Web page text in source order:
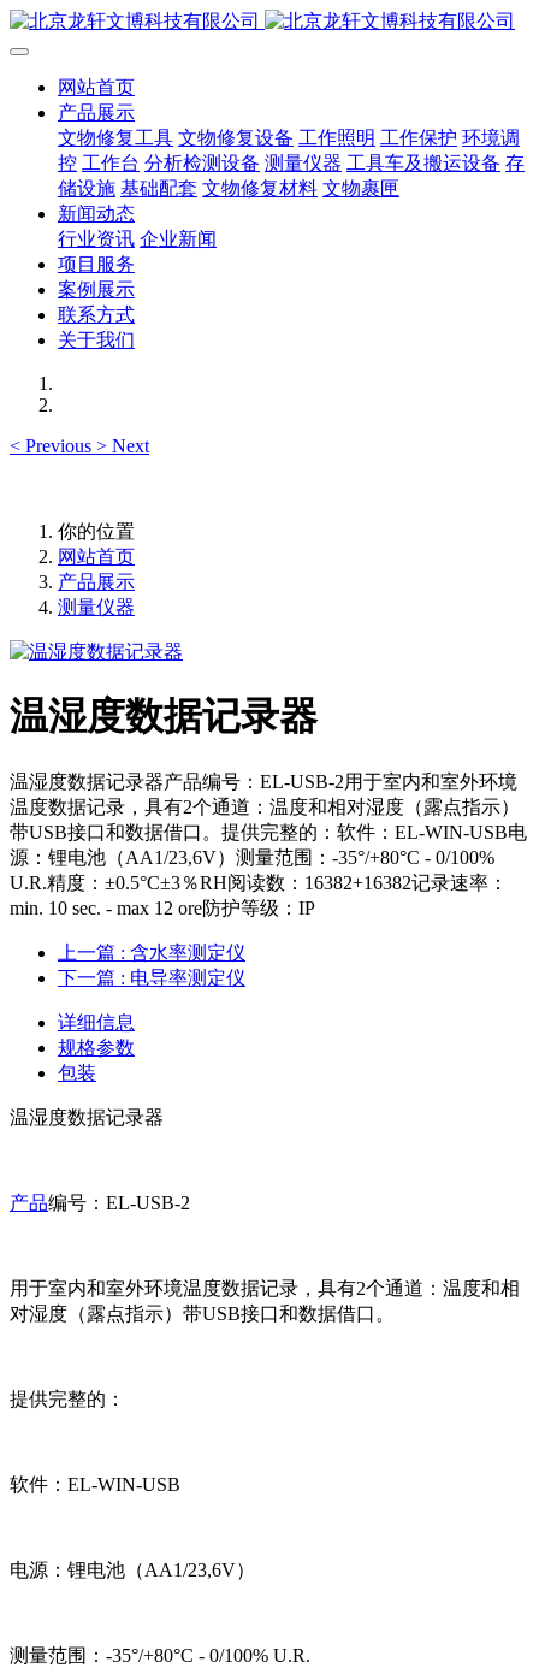
网站首页
产品展示
文物修复工具 文物修复设备 工作照明 工作保护 环境调
控 工作台 分析检测设备 测量仪器 工具车及搬运设备 存
储设施 基础配套 文物修复材料 文物裹匣
新闻动态
行业资讯 企业新闻
项目服务
案例展示
联系方式
关于我们
< Previous > Next
你的位置
网站首页
产品展示
测量仪器
温湿度数据记录器
温湿度数据记录器产品编号：EL-USB-2用于室内和室外环境
温度数据记录，具有2个通道：温度和相对湿度（露点指示）
带USB接口和数据借口。提供完整的：软件：EL-WIN-USB电
源：锂电池（AA1/23,6V）测量范围：-35°/+80°C - 0/100%
U.R.精度：±0.5°C±3％RH阅读数：16382+16382记录速率：
min. 10 sec. - max 12 ore防护等级：IP
上一篇 : 含水率测定仪
下一篇 : 电导率测定仪
详细信息
规格参数
包装
温湿度数据记录器
产品编号：EL-USB-2
用于室内和室外环境温度数据记录，具有2个通道：温度和相
对湿度（露点指示）带USB接口和数据借口。
提供完整的：
软件：EL-WIN-USB
电源：锂电池（AA1/23,6V）
测量范围：-35°/+80°C - 0/100% U.R.